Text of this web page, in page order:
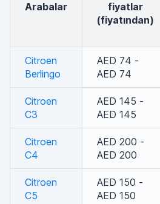
arabalar
fiyatlar
(fiyatından)
Citroen
Berlingo
AED 74 -
AED 74
Citroen
C3
AED 145 -
AED 145
Citroen
C4
AED 200 -
AED 200
Citroen
C5
AED 150 -
AED 150